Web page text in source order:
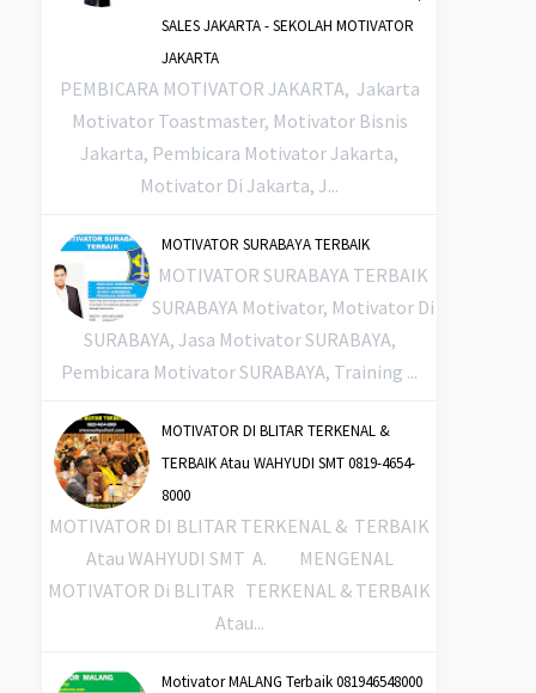
SALES JAKARTA - SEKOLAH MOTIVATOR
JAKARTA
PEMBICARA MOTIVATOR JAKARTA, Jakarta
Motivator Toastmaster, Motivator Bisnis
Jakarta, Pembicara Motivator Jakarta,
Motivator Di Jakarta, J...
MOTIVATOR SURABAYA TERBAIK
MOTIVATOR SURABAYA TERBAIK
SURABAYA Motivator, Motivator Di
SURABAYA, Jasa Motivator SURABAYA,
Pembicara Motivator SURABAYA, Training ...
MOTIVATOR DI BLITAR TERKENAL &
TERBAIK Atau WAHYUDI SMT 0819-4654-
8000
MOTIVATOR DI BLITAR TERKENAL & TERBAIK
Atau WAHYUDI SMT A. MENGENAL
MOTIVATOR Di BLITAR TERKENAL & TERBAIK
Atau...
Motivator MALANG Terbaik 081946548000